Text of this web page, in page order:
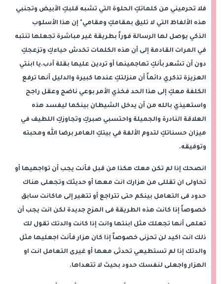
فلا تحرميني من كلماتكِ الحلوة التي تشبه قلبكِ الأبيض وتجنبي
هذه الألفاظ التي لا تليق بمقامكِ ومقامي" إن هذا الأسلوب
الذكي يوصل لها الرسالة فوراً بطريقة غير مباشرة تجعلها تنتبه
في المرات القادمة إلى أن هذه الكلمات تخدش حياءكِ وتزعجكِ
دون أن تشعر بأنكِ تهاجمينها أو تردين عليها بقلة أدب.يا ابنتي
العزيزة تذكري دائماً أن منزلتكِ عندها كبيرة والدليل أنها ترفع
الكلفة معكِ إلى هذا الحد فخذي الأمر بوعي ناضج وعقل راجح
واستعيذي بالله من أن يدخل الشيطان بينكما ليفسد هذه
العلاقة النادرة والجميلة واحتسبي صبركِ وتجاوزكِ اللطيف في
ميزان حسناتكِ لتدوم الألفة في بيتكِ العامر برضا الله ومحبته
وتوفيقه.
انصحك إذا لم تكن معك هكذا من قبل فأنت يجب أن تواجهيها أو
تحاولى ان تقللى من هزارك انت معها أو حديثك وتجعلى هناك
حدود فى التعامل بينكم حتى تتراجع أو تتغير إلى ماكانت سابق
خصوصاً إذا كانت هذه الطريقة فى المزح جديدة لكن انت يجب أن
تعلمى أنها تجعلك مثل ابنتها وانت إذا كانت والدتك تقول لك
ذلك انت اكيد لن تحزنى خصوصاً إذا كان هزار فأنت اجعليها مثل
والدتك إذا لم تستطيعي تحدثى معها أو غيرى التعامل انت او
الهزار واجعلى لنفسك حدود بحيث لا تتعداها.